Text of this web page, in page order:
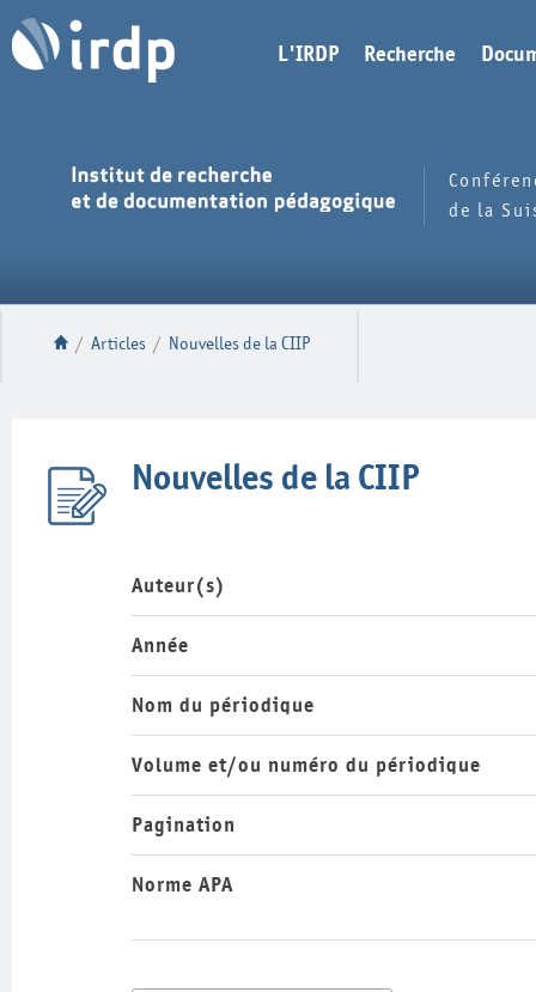
L'IRDP Recherche
de la
/ Articles / Nouvelles de la CIIP
Nouvelles de la CIIP
Auteur(s)
Année
Nom du périodique
Volume et/ou numéro du périodique
Pagination
Norme APA